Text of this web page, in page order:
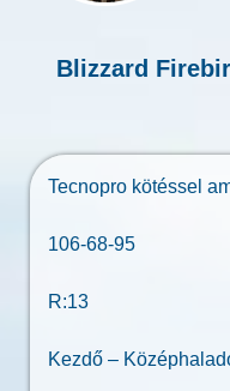
Blizzard
Tecnopro kötéssel
106-68-95
R:13
Kezdő –